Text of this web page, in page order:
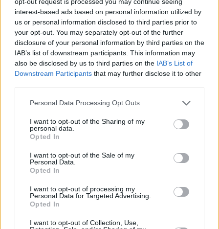
interest-based ads based on personal information utilized by
us or personal information disclosed to third parties prior to
your opt-out. You may separately opt-out of the further
disclosure of your personal information by third parties on the
IAB’s list of downstream participants. This information may
also be disclosed by us to third parties on the IAB’s List of
Downstream Participants that may further disclose it to other
Please note that this website/app uses one or more Google
not limited to your visit or usage behaviour. You may click to
grant or deny consent to Google and its third-party tags to
use your data for below specified purposes in below Google
consent section.
Personal Data Processing Opt Outs
I want to opt-out of the Sharing of my
personal data.
Opted In
I want to opt-out of the Sale of my
Personal Data.
Opted In
I want to opt-out of processing my
Personal Data for Targeted Advertising.
Opted In
I want to opt-out of Collection, Use,
Afyon Belediyesi, Sezona Türk
Oyuncularla Devam Etme
Kararını Açıkladı!
09/DEC/21 11:34
Afyon Belediyesi sezonu Türk oyuncularla tamamlayacak.
RESMİ: Afyon Belediyespor,
24/AUG/21 16:49
Afyon Belediyespor, forvet
Afyon Belediyespor’un Yeni Koçu
Afyon Belediyespor'da yeni koç belli